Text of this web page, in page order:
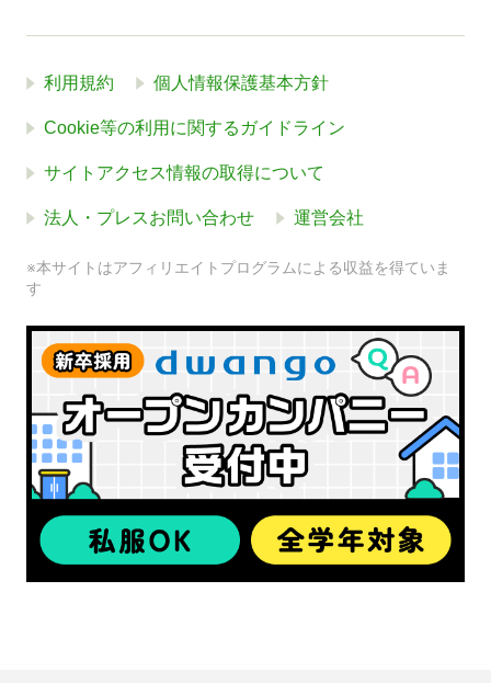
利用規約 個人情報保護基本方針
Cookie等の利用に関するガイドライン
サイトアクセス情報の取得について
法人・プレスお問い合わせ 運営会社
※本サイトはアフィリエイトプログラムによる収益を得ていま
す